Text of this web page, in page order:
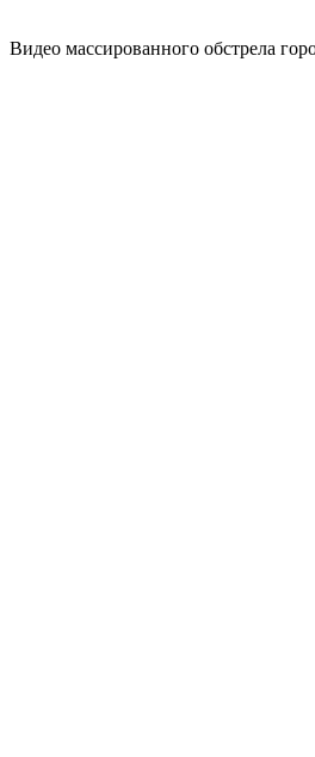
Видео массированного обстрела